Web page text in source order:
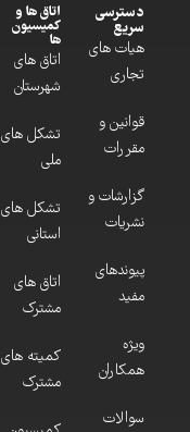
دسترسی
سریع
هیات های
تجاری
قوانین و
مقررات
گزارشات و
نشریات
پیوندهای
مفید
ویژه
همکاران
سوالات
اتاق ها و
کمیسیون
ها
اتاق های
شهرستان
تشکل های
ملی
تشکل های
استانی
اتاق های
مشترک
کمیته های
مشترک